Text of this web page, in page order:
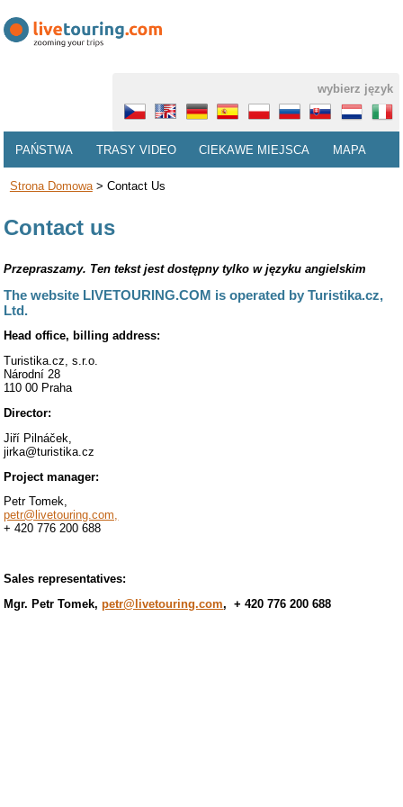
wybierz język
PAŃSTWA TRASY VIDEO CIEKAWE MIEJSCA MAPA
Strona Domowa> Contact Us
Contact us
Przepraszamy. Ten tekst jest dostępny tylko w języku angielskim
The website LIVETOURING.COM is operated by Turistika.cz,
Ltd.
Head office, billing address:
Turistika.cz, s.r.o.
Národní 28
110 00 Praha
Director:
Jiří Pilnáček,
jirka@turistika.cz
Project manager:
Petr Tomek,
petr@livetouring.com,
+ 420 776 200 688
Sales representatives:
Mgr. Petr Tomek,petr@livetouring.com, + 420 776 200 688